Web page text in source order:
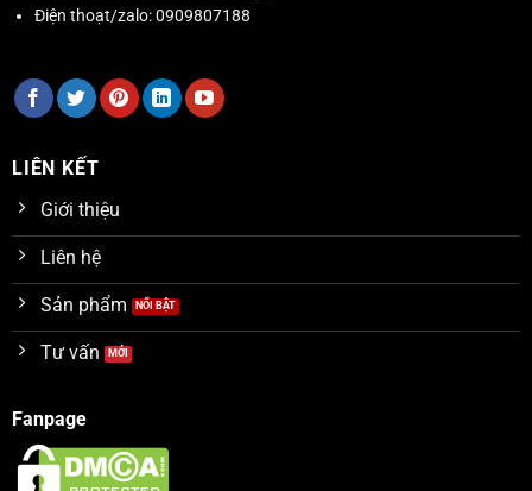
Điện thoạt/zalo:0909807188
LIÊN KẾT
Giới thiệu
Liên hệ
Sản phẩm
Tư vấn
Fanpage